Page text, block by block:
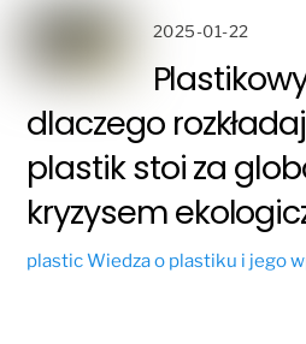
2025-01-22
dlaczego
plastik stoi za
kryzysem
plasticWiedza o plastiku i jego